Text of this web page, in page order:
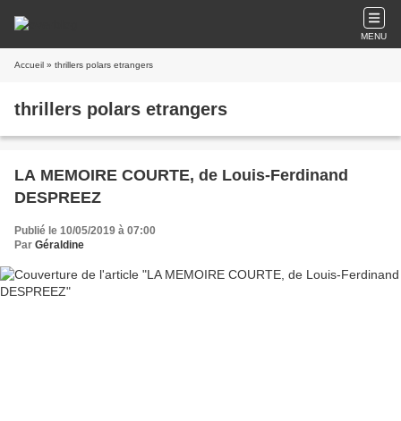
MENU
Accueil » thrillers polars etrangers
thrillers polars etrangers
LA MEMOIRE COURTE, de Louis-Ferdinand
DESPREEZ
Publié le 10/05/2019 à 07:00
Par Géraldine